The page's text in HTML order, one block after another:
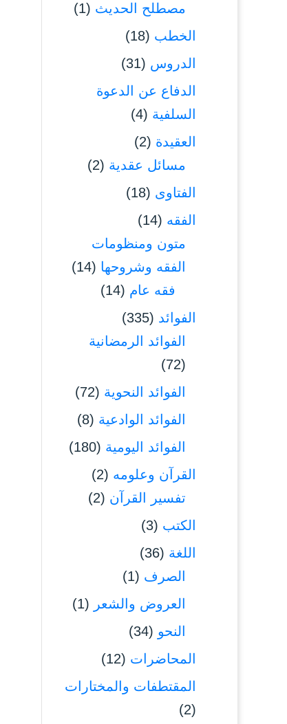
مصطلح الحديث (1)
الخطب (18)
الدروس (31)
الدفاع عن الدعوة
السلفية (4)
العقيدة (2)
مسائل عقدية (2)
الفتاوى (18)
الفقه (14)
متون ومنظومات
الفقه وشروحها (14)
فقه عام (14)
الفوائد (335)
الفوائد الرمضانية
(72)
الفوائد النحوية (72)
الفوائد الوادعية (8)
الفوائد اليومية (180)
القرآن وعلومه (2)
تفسير القرآن (2)
الكتب (3)
اللغة (36)
الصرف (1)
العروض والشعر (1)
النحو (34)
المحاضرات (12)
المقتطفات والمختارات
(2)